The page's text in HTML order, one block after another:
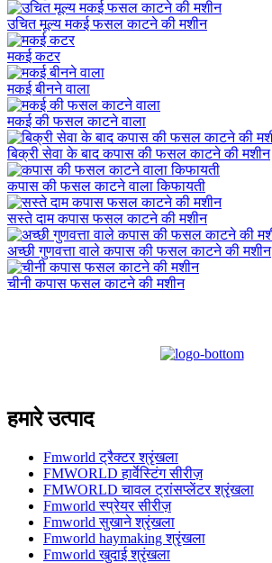
उचित मूल्य मकई फसल काटने की मशीन
मकई कटर
मकई बीनने वाला
मकई की फसल काटने वाला
बिक्री सेवा के बाद कपास की फसल काटने की मशीन
कपास की फसल काटने वाला किफायती
सस्ते दाम कपास फसल काटने की मशीन
अच्छी गुणवत्ता वाले कपास की फसल काटने की मशीन
चीनी कपास फसल काटने की मशीन
हमारे उत्पाद
Fmworld ट्रैक्टर श्रृंखला
FMWORLD हार्वेस्टिंग सीरीज़
FMWORLD चावल ट्रांसप्लेंटर श्रृंखला
Fmworld स्प्रेयर सीरीज़
Fmworld सुखाने श्रृंखला
Fmworld haymaking श्रृंखला
Fmworld खुदाई श्रृंखला